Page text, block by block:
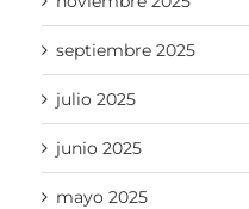
septiembre 2025
julio 2025
junio 2025
mayo 2025